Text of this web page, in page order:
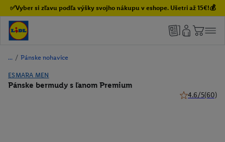
✅Vyber si zľavu podľa výšky svojho nákupu v eshope. Ušetri až 15€!💰
/ Pánske nohavice
ESMARA MEN
Pánske bermudy s ľanom Premium
4.6/5(60)